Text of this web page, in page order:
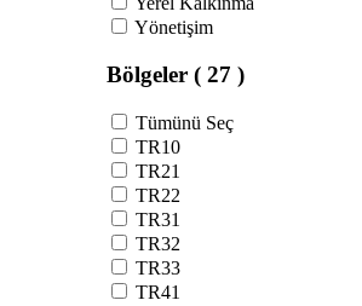
Yönetişim
Bölgeler ( 27 )
Tümünü Seç
TR10
TR21
TR22
TR31
TR32
TR33
TR41